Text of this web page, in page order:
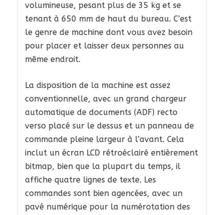
volumineuse, pesant plus de 35 kg et se
tenant à 650 mm de haut du bureau. C’est
le genre de machine dont vous avez besoin
pour placer et laisser deux personnes au
même endroit.
La disposition de la machine est assez
conventionnelle, avec un grand chargeur
automatique de documents (ADF) recto
verso placé sur le dessus et un panneau de
commande pleine largeur à l’avant. Cela
inclut un écran LCD rétroéclairé entièrement
bitmap, bien que la plupart du temps, il
affiche quatre lignes de texte. Les
commandes sont bien agencées, avec un
pavé numérique pour la numérotation des